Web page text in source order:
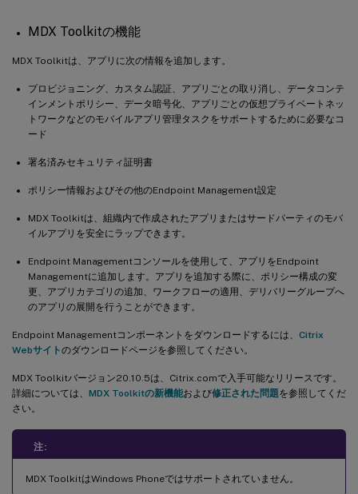
MDX Toolkitの機能
MDX Toolkitは、アプリに次の情報を追加します。
プロビジョニング、カスタム認証、アプリごとの取り消し、データコンテ
インメントポリシー、データ暗号化、アプリごとの仮想プライベートネッ
トワークなどのモバイルアプリ管理タスクをサポートするために必要なコ
ード
署名済みセキュリティ証明書
ポリシー情報およびその他のEndpoint Management設定
MDX Toolkitは、組織内で作成されたアプリまたはサードパーティのモバ
イルアプリを安全にラップできます。
Endpoint Managementコンソールを使用して、アプリをEndpoint
Managementに追加します。アプリを追加する際に、ポリシー構成の変
更、アプリカテゴリの追加、ワークフローの適用、デリバリーグループへ
のアプリの展開を行うことができます。
Endpoint Managementコンポーネントをダウンロードするには、 Citrix
Webサイトのダウンロードページを参照してください。
MDX Toolkitバージョン20.10.5は、Citrix.comで入手可能なリリースです。
詳細については、 MDX Toolkitの新機能および修正された問題を参照してくだ
さい。
注:
MDX ToolkitはWindows Phoneではサポートされていません。